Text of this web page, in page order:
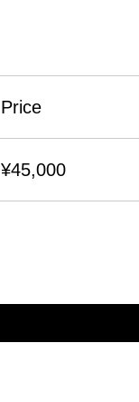
Price
¥45,000